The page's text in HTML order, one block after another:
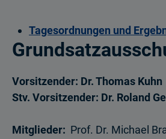
Tagesordnungen und
Vorsitzender: Dr. Thomas Kuhn
Stv. Vorsitzender: Dr. Roland
Mitglieder: Prof. Dr. Michael